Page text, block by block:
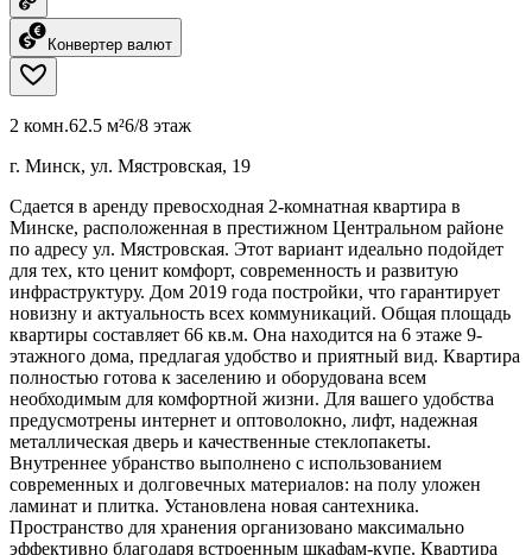
Конвертер валют
2 комн.62.5 м²6/8 этаж
г. Минск, ул. Мястровская, 19
Сдается в аренду превосходная 2-комнатная квартира в
Минске, расположенная в престижном Центральном районе
по адресу ул. Мястровская. Этот вариант идеально подойдет
для тех, кто ценит комфорт, современность и развитую
инфраструктуру. Дом 2019 года постройки, что гарантирует
новизну и актуальность всех коммуникаций. Общая площадь
квартиры составляет 66 кв.м. Она находится на 6 этаже 9-
этажного дома, предлагая удобство и приятный вид. Квартира
полностью готова к заселению и оборудована всем
необходимым для комфортной жизни. Для вашего удобства
предусмотрены интернет и оптоволокно, лифт, надежная
металлическая дверь и качественные стеклопакеты.
Внутреннее убранство выполнено с использованием
современных и долговечных материалов: на полу уложен
ламинат и плитка. Установлена новая сантехника.
Пространство для хранения организовано максимально
эффективно благодаря встроенным шкафам-купе. Квартира